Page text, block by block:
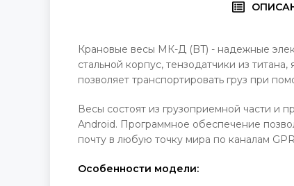
Крановые весы МК-Д (BT) - надежные
стальной корпус, тензодатчики из
позволяет транспортировать груз при
Весы состоят из грузоприемной части и
Android. Программное обеспечение
почту в любую точку мира по каналам
Особенности модели: